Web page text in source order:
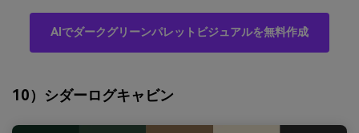
AIでダークグリーンパレットビジュアルを無料作成
10）シダーログキャビン